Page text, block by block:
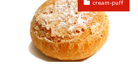
cream-puff